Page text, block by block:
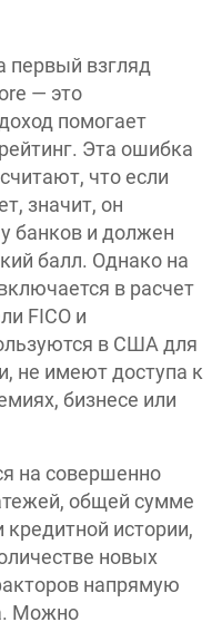
первый взгляд
— это
помогает
Эта ошибка
что если
значит, он
банков и должен
балл. Однако на
в расчет
FICO и
в США для
не имеют доступа к
бизнесе или
на совершенно
общей сумме
истории,
новых
напрямую
Можно